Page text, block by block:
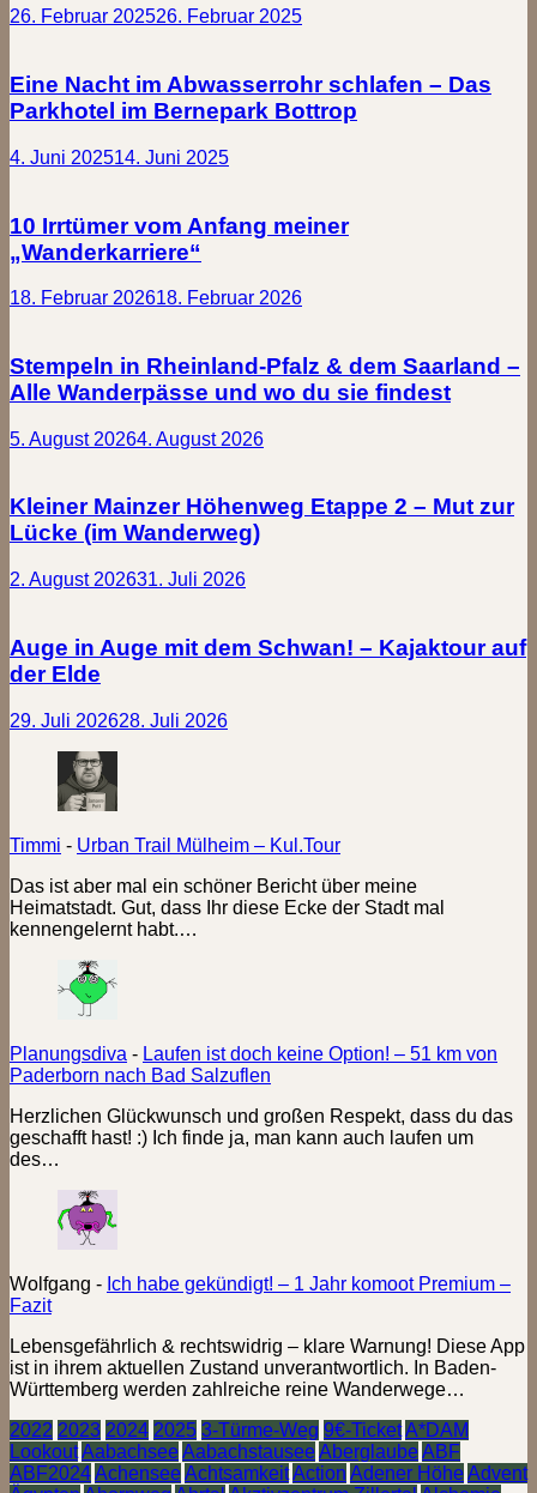
26. Februar 202526. Februar 2025
Eine Nacht im Abwasserrohr schlafen – Das
Parkhotel im Bernepark Bottrop
4. Juni 202514. Juni 2025
10 Irrtümer vom Anfang meiner
„Wanderkarriere“
18. Februar 202618. Februar 2026
Stempeln in Rheinland-Pfalz & dem Saarland –
Alle Wanderpässe und wo du sie findest
5. August 20264. August 2026
Kleiner Mainzer Höhenweg Etappe 2 – Mut zur
Lücke (im Wanderweg)
2. August 202631. Juli 2026
Auge in Auge mit dem Schwan! – Kajaktour auf
der Elde
29. Juli 202628. Juli 2026
Timmi - Urban Trail Mülheim – Kul.Tour
Das ist aber mal ein schöner Bericht über meine
Heimatstadt. Gut, dass Ihr diese Ecke der Stadt mal
kennengelernt habt.…
Planungsdiva - Laufen ist doch keine Option! – 51 km von
Paderborn nach Bad Salzuflen
Herzlichen Glückwunsch und großen Respekt, dass du das
geschafft hast! :) Ich finde ja, man kann auch laufen um
des…
Wolfgang - Ich habe gekündigt! – 1 Jahr komoot Premium –
Fazit
Lebensgefährlich & rechtswidrig – klare Warnung! Diese App
ist in ihrem aktuellen Zustand unverantwortlich. In Baden-
Württemberg werden zahlreiche reine Wanderwege…
2022 2023 2024 2025 3-Türme-Weg 9€-TicketA*DAM
LookoutAabachseeAabachstauseeAberglaubeABF
ABF2024AchenseeAchtsamkeitAction Adener HöheAdvent